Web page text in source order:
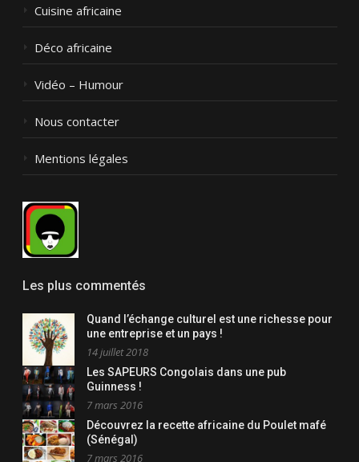
Cuisine africaine
Déco africaine
Vidéo – Humour
Nous contacter
Mentions légales
Les plus commentés
Quand l’échange culturel est une richesse pour
une entreprise et un pays !
14 juillet 2018
Les SAPEURS Congolais dans une pub
Guinness !
7 mars 2016
Découvrez la recette africaine du Poulet mafé
(Sénégal)
7 mars 2016